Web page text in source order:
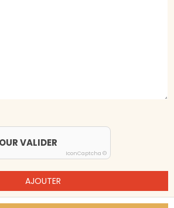
VALIDER
IconCaptcha ©
AJOUTER